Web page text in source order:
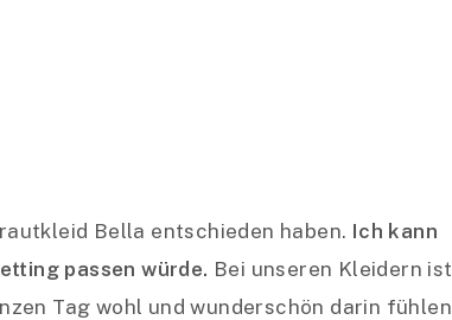
Bella entschieden haben. Ich kann
passen würde. Bei unseren Kleidern ist
Tag wohl und wunderschön darin fühlen